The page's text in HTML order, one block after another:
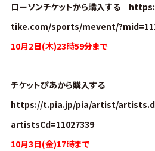
ローソンチケットから購入する
tike.com/sports/mevent/
10月2日(木)23時59分まで
チケットぴあから購入する
https://t.pia.jp/pia/artist/
artistsCd=11027339
10月3日(金)17時まで